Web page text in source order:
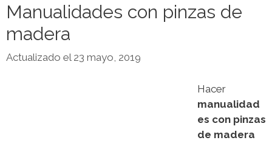
Manualidades con pinzas de
madera
23 mayo, 2019
Hacer
manualidad
es con pinzas
de madera